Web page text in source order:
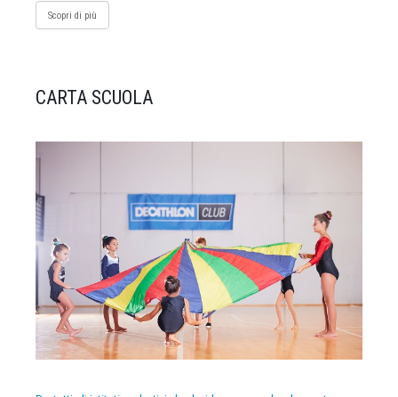
Scopri di più
CARTA SCUOLA